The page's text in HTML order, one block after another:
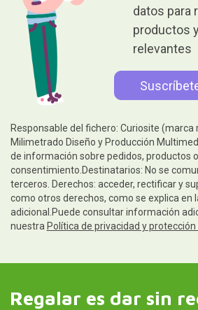
datos para
productos
relevantes
Responsable del fichero: Curiosite (marca
Milimetrado Diseño y Producción
de información sobre pedidos, productos
consentimiento.Destinatarios: No se
terceros. Derechos: acceder, rectificar y
como otros derechos, como se explica en
adicional.Puede consultar información
nuestra Política de privacidad y
Regalar es dar sin